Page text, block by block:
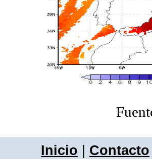
Inicio
Contacto